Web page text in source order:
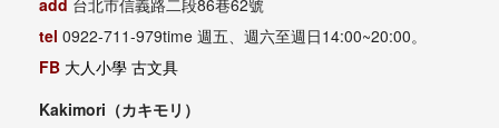
add 台北市信義路二段86巷62號
tel 0922-711-979time 週五、週六至週日14:00~20:00。
FB 大人小學 古文具
Kakimori（カキモリ）